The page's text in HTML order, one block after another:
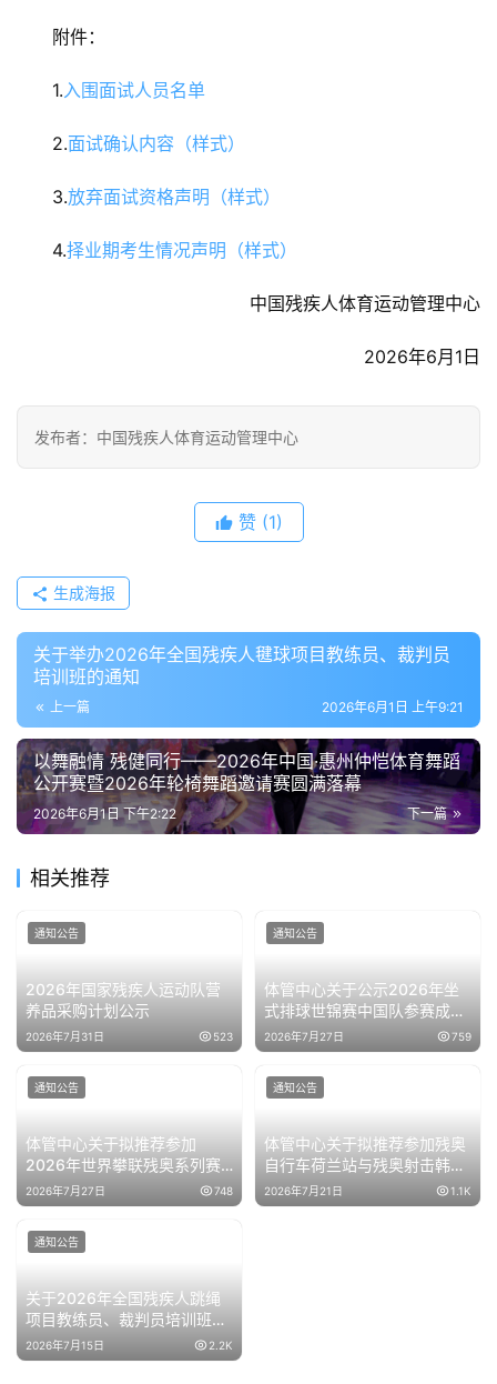
附件：
1.入围面试人员名单
2.面试确认内容（样式）
3.放弃面试资格声明（样式）
4.择业期考生情况声明（样式）
中国残疾人体育运动管理中心
2026年6月1日
发布者：中国残疾人体育运动管理中心
赞 (1)
生成海报
关于举办2026年全国残疾人毽球项目教练员、裁判员
培训班的通知
上一篇 2026年6月1日 上午9:21
以舞融情 残健同行——2026年中国·惠州仲恺体育舞蹈
公开赛暨2026年轮椅舞蹈邀请赛圆满落幕
下一篇
2026年6月1日 下午2:22
相关推荐
2026年国家残疾人运动队营
养品采购计划公示
2026年7月31日 523
通知公告
体管中心关于公示2026年坐
式排球世锦赛中国队参赛成绩
的通知
2026年7月27日 759
通知公告
体管中心关于拟推荐参加
2026年世界攀联残奥系列赛
韩国站运动员名单公示的通知
2026年7月27日 748
通知公告
体管中心关于拟推荐参加残奥
自行车荷兰站与残奥射击韩国
站运动员名单公示的通知
2026年7月21日 1.1K
通知公告
关于2026年全国残疾人跳绳
项目教练员、裁判员培训班的
补充通知
2026年7月15日 2.2K
通知公告